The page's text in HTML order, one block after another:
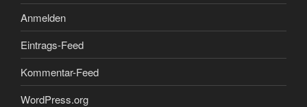
Anmelden
Eintrags-Feed
Kommentar-Feed
WordPress.org